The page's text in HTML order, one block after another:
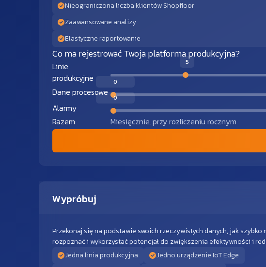
Nieograniczona liczba klientów Shopfloor
Zaawansowane analizy
Elastyczne raportowanie
Co ma rejestrować Twoja platforma produkcyjna?
Linie
produkcyjne
5
Dane procesowe
0
Alarmy
0
Razem Miesięcznie, przy rozliczeniu rocznym
Wypróbuj
Przekonaj się na podstawie swoich rzeczywistych danych, jak szybko
rozpoznać i wykorzystać potencjał do zwiększenia efektywności i
Jedna linia produkcyjna
Jedno urządzenie IoT Edge